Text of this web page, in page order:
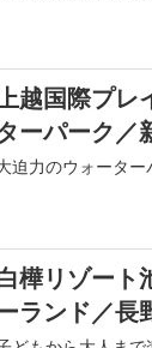
越国際プレ
ーパーク／
迫力のウォータ
樺リゾート
ランド／長